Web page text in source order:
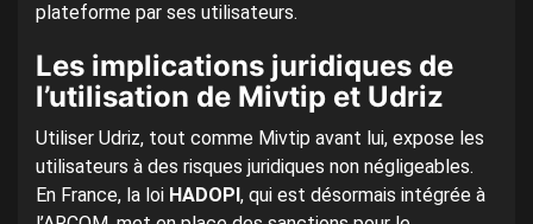
plateforme par ses utilisateurs.
Les implications juridiques de
l’utilisation de Mivtip et Udriz
Utiliser Udriz, tout comme Mivtip avant lui, expose les
utilisateurs à des risques juridiques non négligeables.
En France, la loi HADOPI , qui est désormais intégrée à